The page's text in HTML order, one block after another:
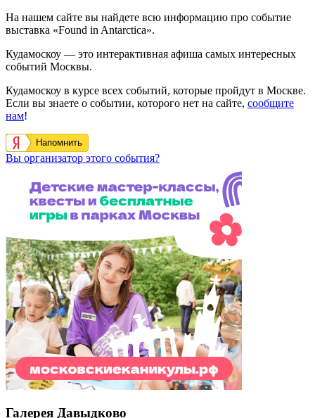
На нашем сайте вы найдете всю информацию про событие
выставка «Found in Antarctica».
Кудамоскоу — это интерактивная афиша самых интересных
событий Москвы.
Кудамоскоу в курсе всех событий, которые пройдут в Москве.
Если вы знаете о событии, которого нет на сайте, сообщите
нам!
Напомнить
Вы организатор этого события?
Галерея Давыдково